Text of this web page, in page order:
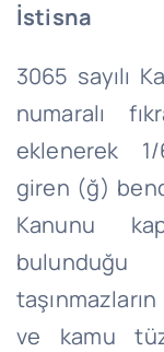
İstisna
3065 sayılı
numaralı
eklenerek
giren (ğ)
Kanunu
bulunduğu
ve kamu